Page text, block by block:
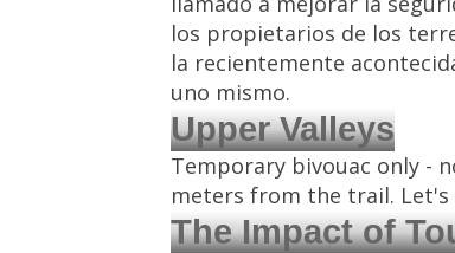
los propietarios de los
la recientemente
uno mismo.
Upper Valleys
Temporary bivouac only -
meters from the trail.
The Impact of